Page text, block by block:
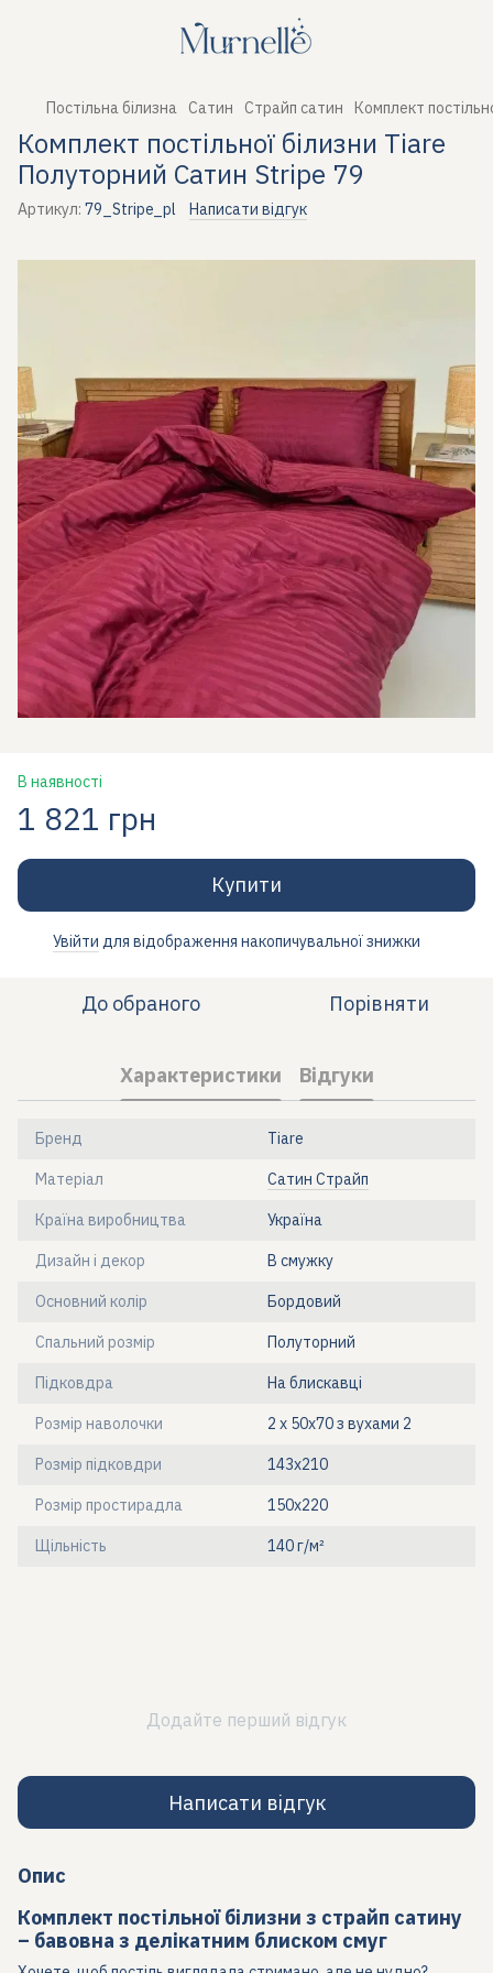
Постільна білизна Сатин Страйп сатин Комплект
Комплект постільної білизни Tiare
Полуторний Сатин Stripe 79
Артикул: 79_Stripe_pl Написати відгук
В наявності
1 821 грн
Купити
Увійти для відображення накопичувальної знижки
До обраного Порівняти
Характеристики Відгуки
Бренд Tiare
Матеріал Сатин Страйп
Країна виробництва Україна
Дизайн і декор В смужку
Основний колір Бордовий
Спальний розмір Полуторний
Підковдра На блискавці
Розмір наволочки 2 х 50х70 з вухами 2
Розмір підковдри 143x210
Розмір простирадла 150х220
Щільність 140 г/м²
Додайте перший відгук
Написати відгук
Опис
Комплект постільної білизни з страйп сатину
– бавовна з делікатним блиском смуг